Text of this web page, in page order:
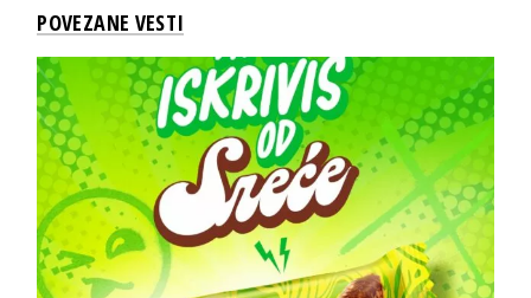
POVEZANE VESTI